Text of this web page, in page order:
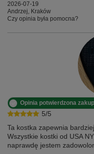
2026-07-19
Andrzej, Kraków
Czy opinia była pomocna?
5/5
Opinia potwierdzona
Ta kostka zapewnia
Wszystkie kostki od USA
naprawdę jestem